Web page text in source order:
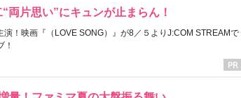
両片思い”にキュンが止まらん！
演！映画『（LOVE SONG）』が8／５よりJ:COM STREAMで
！